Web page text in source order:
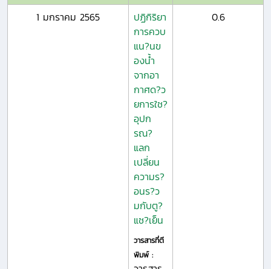
1 มกราคม 2565
ปฏิกิริยา
การควบ
แน?นข
องน้ำ
จากอา
กาศด?ว
ยการใช?
อุปก
รณ?
แลก
เปลี่ยน
ความร?
อนร?ว
มกับตู?
แช?เย็น
วารสารที่ตี
พิมพ์ :
0.6